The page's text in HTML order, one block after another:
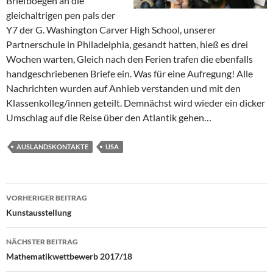
gleichaltrigen pen pals der
Y7 der G. Washington Carver High School, unserer
Partnerschule in Philadelphia, gesandt hatten, hieß es drei
Wochen warten, Gleich nach den Ferien trafen die ebenfalls
handgeschriebenen Briefe ein. Was für eine Aufregung! Alle
Nachrichten wurden auf Anhieb verstanden und mit den
Klassenkolleg/innen geteilt. Demnächst wird wieder ein dicker
Umschlag auf die Reise über den Atlantik gehen…
AUSLANDSKONTAKTE USA
Beitragsnavigation
VORHERIGER BEITRAG
Kunstausstellung
NÄCHSTER BEITRAG
Mathematikwettbewerb 2017/18